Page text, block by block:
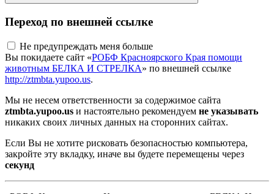
Переход по внешней ссылке
Не предупреждать меня больше
Вы покидаете сайт «РОБФ Красноярского Края помощи
животным БЕЛКА И СТРЕЛКА» по внешней ссылке
http://ztmbta.yupoo.us.
Мы не несем ответственности за содержимое сайта
ztmbta.yupoo.us и настоятельно рекомендуем не указывать
никаких своих личных данных на сторонних сайтах.
Если Вы не хотите рисковать безопасностью компьютера,
закройте эту вкладку, иначе вы будете перемещены через
секунд